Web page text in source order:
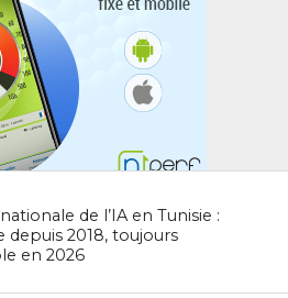
de l’IA en Tunisie :
depuis 2018, toujours
en 2026